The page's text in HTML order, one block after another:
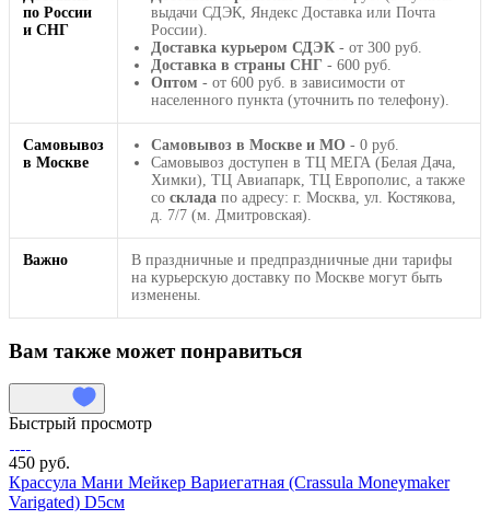
по России
и СНГ
выдачи СДЭК, Яндекс Доставка или Почта
России).
Доставка курьером СДЭК - от 300 руб.
Доставка в страны СНГ - 600 руб.
Оптом - от 600 руб. в зависимости от
населенного пункта (уточнить по телефону).
Самовывоз
в Москве
Самовывоз в Москве и МО - 0 руб.
Самовывоз доступен в ТЦ МЕГА (Белая Дача,
Химки), ТЦ Авиапарк, ТЦ Европолис, а также
со склада по адресу: г. Москва, ул. Костякова,
д. 7/7 (м. Дмитровская).
Важно
В праздничные и предпраздничные дни тарифы
на курьерскую доставку по Москве могут быть
изменены.
Вам также может понравиться
Быстрый просмотр
450 руб.
Крассула Мани Мейкер Вариегатная (Crassula Moneymaker
Varigated) D5см